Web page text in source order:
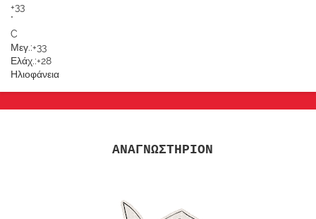
+33
°
C
Μεγ.:+33
Ελάχ.:+28
Ηλιοφάνεια
ΑΝΑΓΝΩΣΤΗΡΙΟΝ